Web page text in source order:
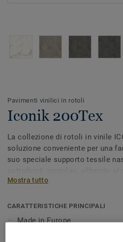
Pavimenti vinilici in rotoli
Iconik 200Tex
La collezione di rotoli in vinile
soluzione conveniente per una
suo speciale supporto tessile
termico e acustico extra per
Protection, il tuo pavimento è
Mostra tutto
CARATTERISTICHE PRINCIPALI
Made in Europe